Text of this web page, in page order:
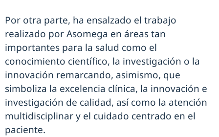
Por otra parte, ha ensalzado el trabajo
realizado por Asomega en áreas tan
importantes para la salud como el
conocimiento científico, la investigación o la
innovación remarcando, asimismo, que
simboliza la excelencia clínica, la innovación e
investigación de calidad, así como la atención
multidisciplinar y el cuidado centrado en el
paciente.